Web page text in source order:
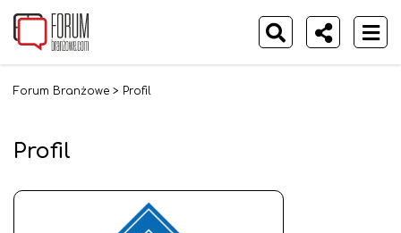
Forum Branżowe > Profil
Profil